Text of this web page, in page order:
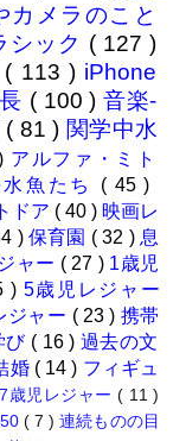
カメラのこと
シック ( 127 )
( 113 ) iPhone
( 100 )音楽-
( 81 ) 関学中水
アルファ・ミト
水魚たち ( 45 )
ドア ( 40 ) 映画レ
) 保育園 ( 32 ) 息
ャー ( 27 ) 1歳児
) 5歳児レジャー
ジャー ( 23 ) 携帯
び ( 16 ) 過去の文
婚 ( 14 ) フィギュ
7歳児レジャー( 11 )
( 7 )連続ものの目